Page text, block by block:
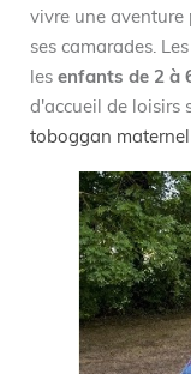
vivre une aventure
ses camarades.
les enfants de 2 à
d'accueil de loisirs
toboggan